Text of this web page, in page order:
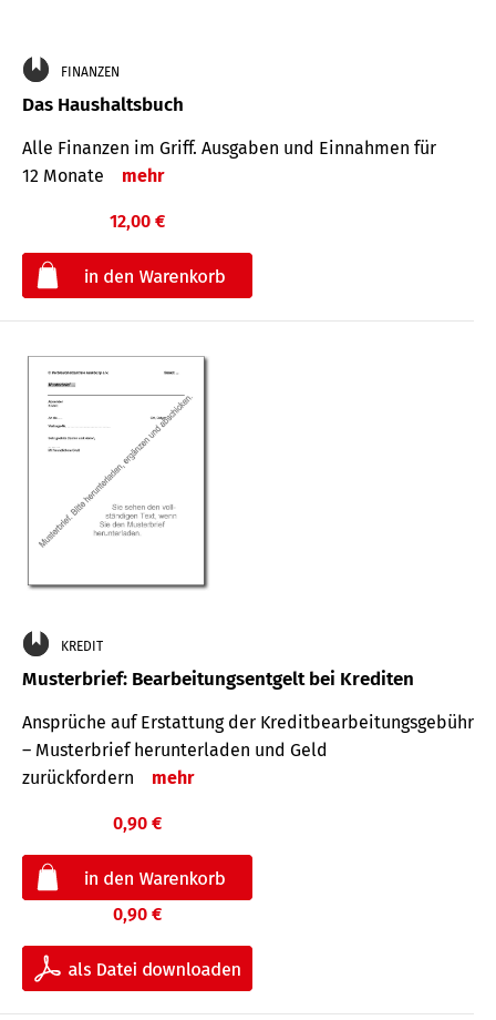
FINANZEN
Das Haushaltsbuch
Alle Finanzen im Griff. Aus­gaben und Ein­nahmen für
12 Monate
mehr
12,00 €
KREDIT
Musterbrief: Bearbeitungsentgelt bei Krediten
Ansprüche auf Erstattung der Kreditbearbeitungsgebühr
– Musterbrief herunterladen und Geld
zurückfordern
mehr
0,90 €
0,90 €